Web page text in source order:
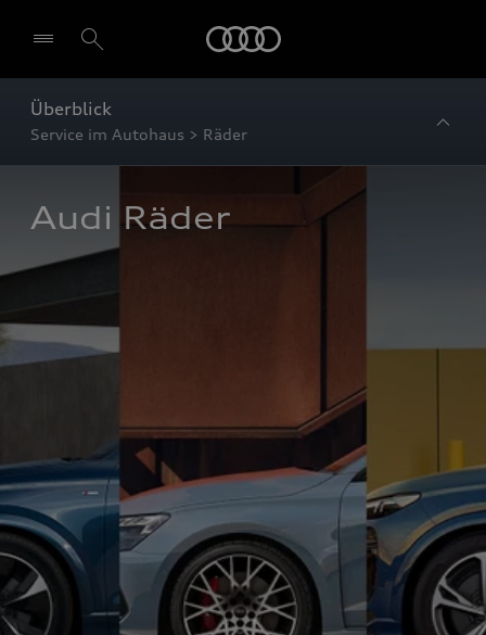
Überblick
Service im Autohaus > Räder
Audi Räder